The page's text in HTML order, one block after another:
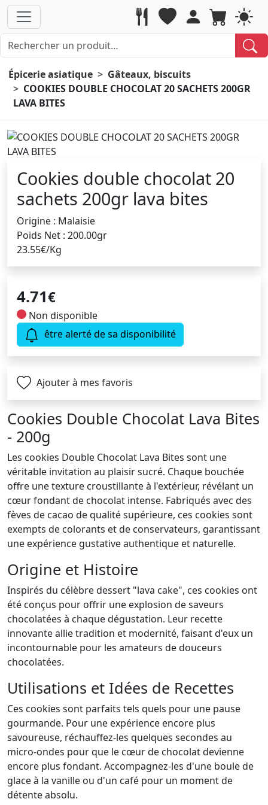
Épicerie asiatique
Gâteaux, biscuits
COOKIES DOUBLE CHOCOLAT 20 SACHETS 200GR
LAVA BITES
Cookies double chocolat 20
sachets 200gr lava bites
Origine : Malaisie
Poids Net : 200.00gr
23.55€/Kg
4.71€
Non disponible
être alerté de sa disponibilité
Ajouter à mes favoris
Cookies Double Chocolat Lava Bites
- 200g
Les cookies Double Chocolat Lava Bites sont une
véritable invitation au plaisir sucré. Chaque bouchée
offre une texture croustillante à l'extérieur, révélant un
cœur fondant de chocolat intense. Fabriqués avec des
fèves de cacao de qualité supérieure, ces cookies sont
exempts de colorants et de conservateurs, garantissant
une expérience gustative authentique et naturelle.
Origine et Histoire
Inspirés du célèbre dessert "lava cake", ces cookies ont
été conçus pour offrir une explosion de saveurs
chocolatées à chaque dégustation. Leur recette
innovante allie tradition et modernité, faisant d'eux un
incontournable pour les amateurs de douceurs
chocolatées.
Utilisations et Idées de Recettes
Ces cookies sont parfaits tels quels pour une pause
gourmande. Pour une expérience encore plus
savoureuse, réchauffez-les quelques secondes au
micro-ondes pour que le cœur de chocolat devienne
encore plus fondant. Accompagnez-les d'une boule de
glace à la vanille ou d'un café pour un moment de
détente absolu.